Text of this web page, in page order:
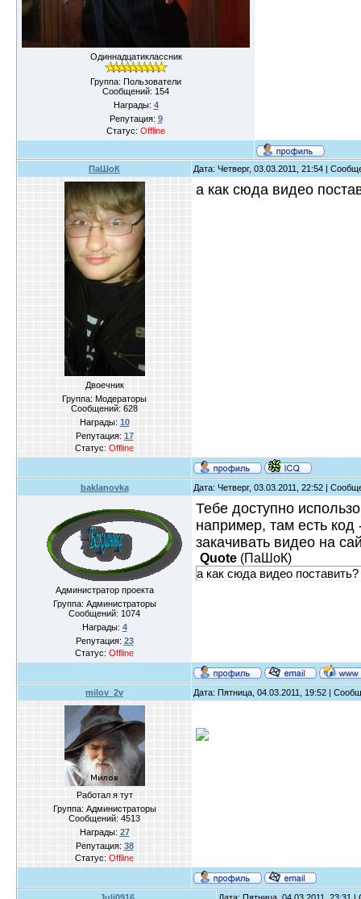
Одиннадцатиклассник
Группа: Пользователи
Сообщений: 154
Награды: 4
Репутация: 9
Статус: Offline
ПаШоК Дата: Четверг, 03.03.2011, 21:54 |
Двоечник
Группа: Модераторы
Сообщений: 628
Награды: 10
Репутация: 17
Статус: Offline
а как сюда видео
baklanovka Дата: Четверг, 03.03.2011, 22:52 |
Администратор проекта
Группа: Администраторы
Сообщений: 1074
Награды: 4
Репутация: 23
Статус: Offline
Тебе доступно
например, там есть
закачивать видео на
Quote (ПаШоК)
а как сюда видео поставить?
milov_2v Дата: Пятница, 04.03.2011, 19:52 |
Работал я тут
Группа: Администраторы
Сообщений: 4513
Награды: 27
Репутация: 38
Статус: Offline